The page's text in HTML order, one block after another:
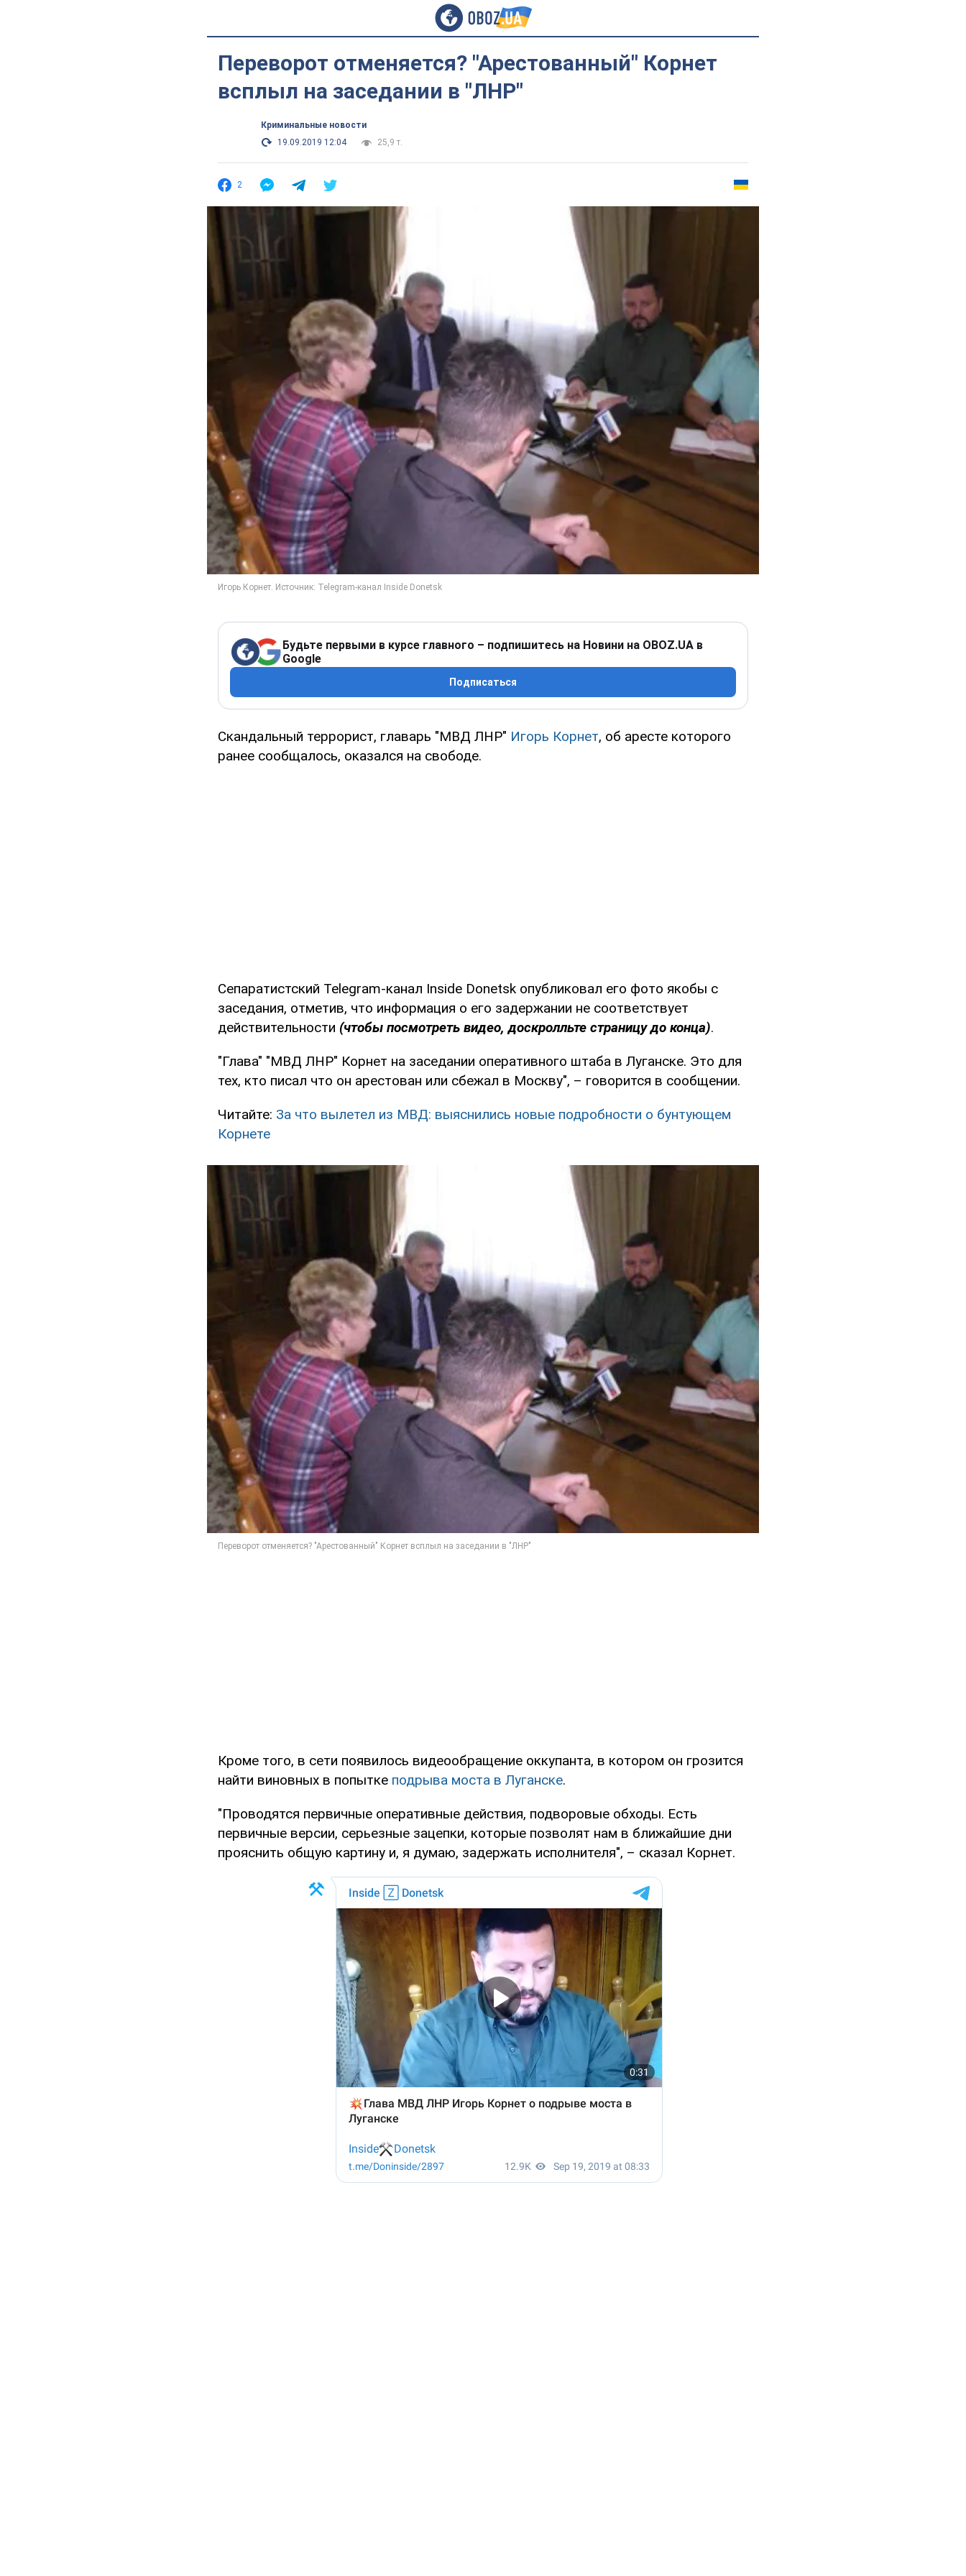
Переворот отменяется? "Арестованный" Корнет
всплыл на заседании в "ЛНР"
Криминальные новости
19.09.2019 12:04
25,9 т.
2
Будьте первыми в курсе главного – подпишитесь на Новини на OBOZ.UA в
Google
Подписаться
Скандальный террорист, главарь "МВД ЛНР" Игорь Корнет, об аресте которого
ранее сообщалось, оказался на свободе.
Сепаратистский Telegram-канал Inside Donetsk опубликовал его фото якобы с
заседания, отметив, что информация о его задержании не соответствует
действительности (чтобы посмотреть видео, доскролльте страницу до конца).
"Глава" "МВД ЛНР" Корнет на заседании оперативного штаба в Луганске. Это для
тех, кто писал что он арестован или сбежал в Москву", – говорится в сообщении.
Читайте: За что вылетел из МВД: выяснились новые подробности о бунтующем
Корнете
Кроме того, в сети появилось видеообращение оккупанта, в котором он грозится
найти виновных в попытке подрыва моста в Луганске.
"Проводятся первичные оперативные действия, подворовые обходы. Есть
первичные версии, серьезные зацепки, которые позволят нам в ближайшие дни
прояснить общую картину и, я думаю, задержать исполнителя", – сказал Корнет.